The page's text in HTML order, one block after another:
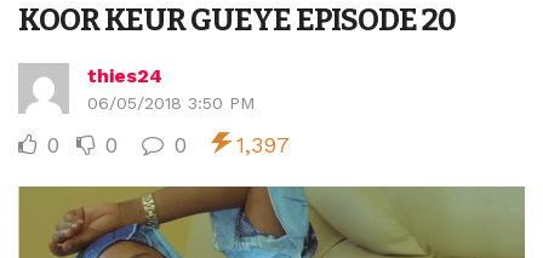
KOOR KEUR GUEYE EPISODE 20
thies24
06/05/2018 3:50 PM
0 0 0 1,397